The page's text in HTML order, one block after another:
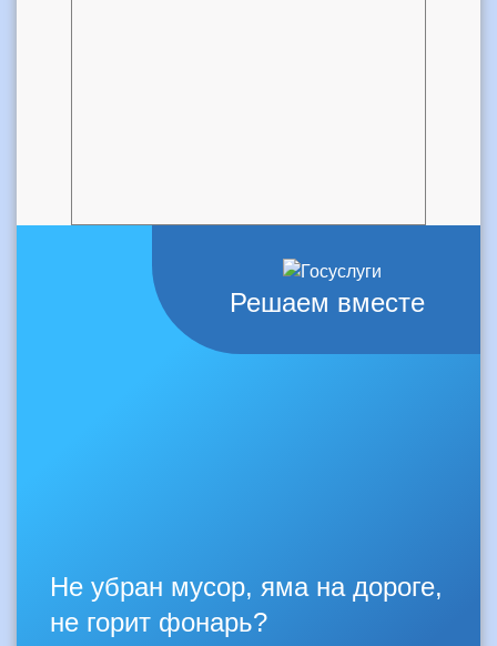
Решаем вместе
Не убран мусор, яма на дороге,
не горит фонарь?